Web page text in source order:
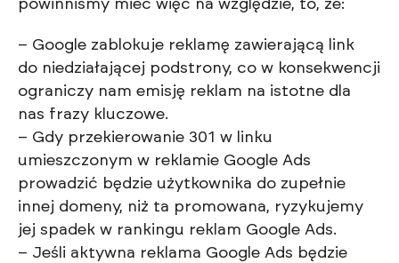
powinniśmy mieć więc na względzie, to, że:
– Google zablokuje reklamę zawierającą link
do niedziałającej podstrony, co w konsekwencji
ograniczy nam emisję reklam na istotne dla
nas frazy kluczowe.
– Gdy przekierowanie 301 w linku
umieszczonym w reklamie Google Ads
prowadzić będzie użytkownika do zupełnie
innej domeny, niż ta promowana, ryzykujemy
jej spadek w rankingu reklam Google Ads.
– Jeśli aktywna reklama Google Ads będzie